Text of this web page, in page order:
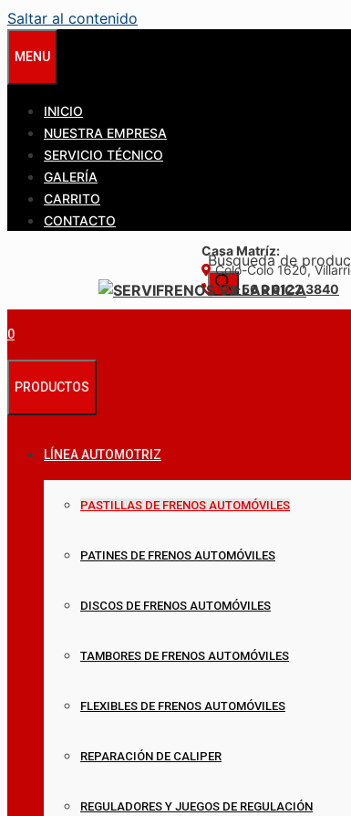
Saltar al contenido
MENU
INICIO
NUESTRA EMPRESA
SERVICIO TÉCNICO
GALERÍA
CARRITO
CONTACTO
Búsqueda de
Casa Matríz:
Colo-Colo 1620,
+56 9 6122 3840
0
PRODUCTOS
LÍNEA AUTOMOTRIZ
PASTILLAS DE FRENOS AUTOMÓVILES
PATINES DE FRENOS AUTOMÓVILES
DISCOS DE FRENOS AUTOMÓVILES
TAMBORES DE FRENOS AUTOMÓVILES
FLEXIBLES DE FRENOS AUTOMÓVILES
REPARACIÓN DE CALIPER
REGULADORES Y JUEGOS DE REGULACIÓN